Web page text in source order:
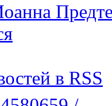
в RSS